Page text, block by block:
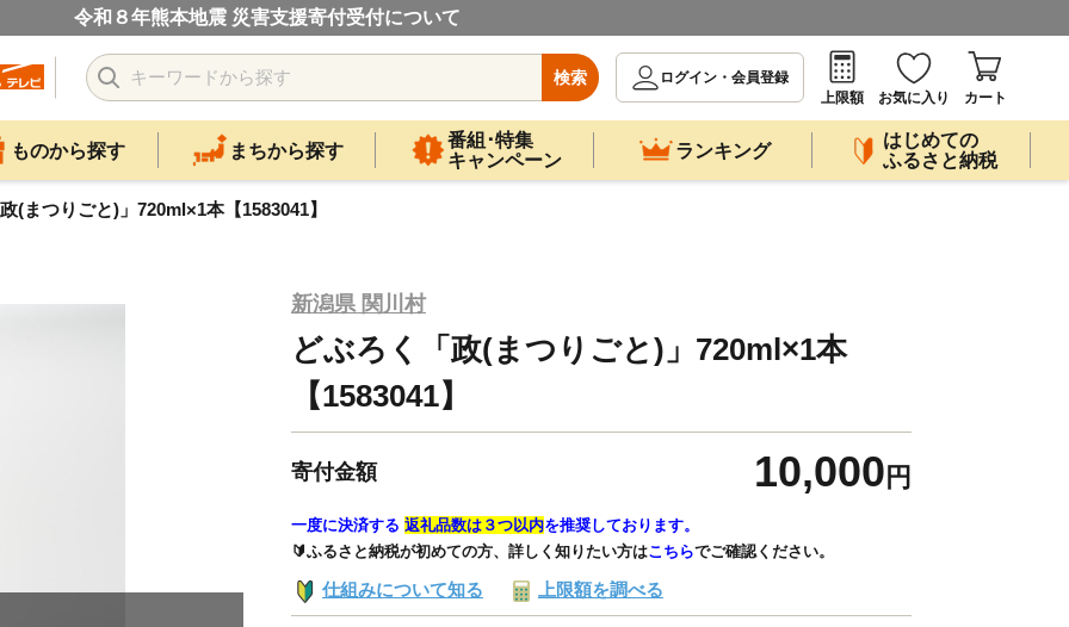
令和８年熊本地震 災害支援寄付受付について
検索
ログイン・会員登録
上限額
お気に入り カート
ものから探す まちから探す
番組･特集
キャンペーン
ランキング
はじめての
ふるさと納税
(まつりごと)」720ml×1本【1583041】
新潟県 関川村
どぶろく「政(まつりごと)」720ml×1本
【1583041】
寄付金額 10,000 円
一度に決済する 返礼品数は３つ以内を推奨しております。
🔰ふるさと納税が初めての方、詳しく知りたい方はこちらでご確認ください。
仕組みについて知る 上限額を調べる